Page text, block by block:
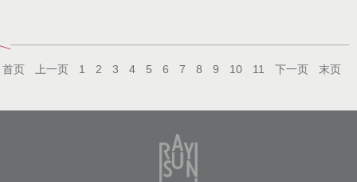
首页 上一页 1 2 3 4 5 6 7 8 9 10 11 下一页 末页